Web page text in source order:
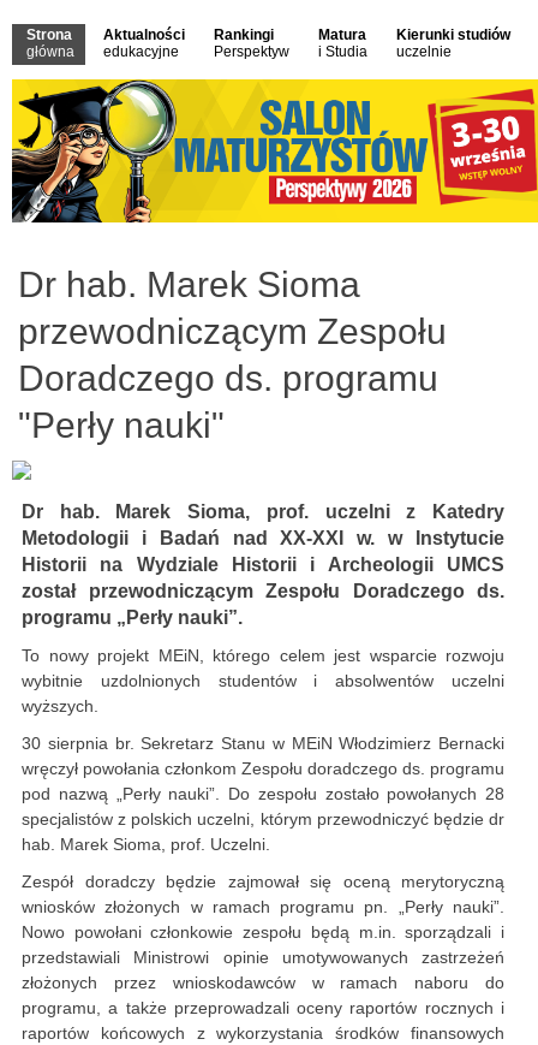
Strona
główna
Aktualności
edukacyjne
Rankingi
Perspektyw
Matura
i Studia
Kierunki studiów
uczelnie
Dr hab. Marek Sioma
przewodniczącym Zespołu
Doradczego ds. programu
"Perły nauki"
Dr hab. Marek Sioma, prof. uczelni z Katedry
Metodologii i Badań nad XX-XXI w. w Instytucie
Historii na Wydziale Historii i Archeologii UMCS
został przewodniczącym Zespołu Doradczego ds.
programu „Perły nauki”.
To nowy projekt MEiN, którego celem jest wsparcie rozwoju
wybitnie uzdolnionych studentów i absolwentów uczelni
wyższych.
30 sierpnia br. Sekretarz Stanu w MEiN Włodzimierz Bernacki
wręczył powołania członkom Zespołu doradczego ds. programu
pod nazwą „Perły nauki”. Do zespołu zostało powołanych 28
specjalistów z polskich uczelni, którym przewodniczyć będzie dr
hab. Marek Sioma, prof. Uczelni.
Zespół doradczy będzie zajmował się oceną merytoryczną
wniosków złożonych w ramach programu pn. „Perły nauki”.
Nowo powołani członkowie zespołu będą m.in. sporządzali i
przedstawiali Ministrowi opinie umotywowanych zastrzeżeń
złożonych przez wnioskodawców w ramach naboru do
programu, a także przeprowadzali oceny raportów rocznych i
raportów końcowych z wykorzystania środków finansowych